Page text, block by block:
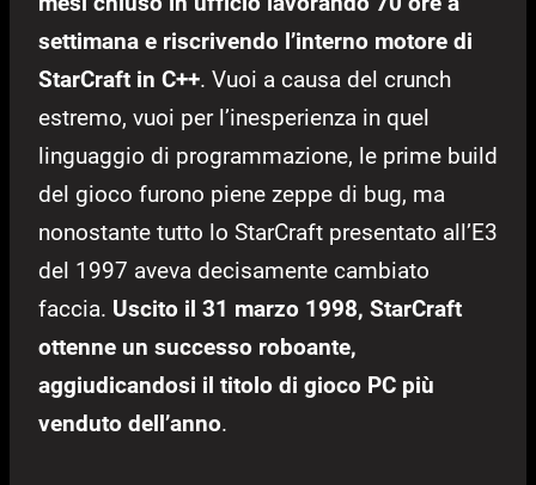
settimana e riscrivendo l’interno motore di
StarCraft in C++. Vuoi a causa del crunch
estremo, vuoi per l’inesperienza in quel
linguaggio di programmazione, le prime build
del gioco furono piene zeppe di bug, ma
nonostante tutto lo StarCraft presentato all’E3
del 1997 aveva decisamente cambiato
faccia. Uscito il 31 marzo 1998, StarCraft
ottenne un successo roboante,
aggiudicandosi il titolo di gioco PC più
venduto dell’anno.